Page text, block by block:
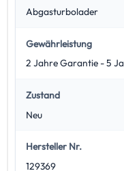
Abgasturbolader
Gewährleistung
2 Jahre Garantie - 5
Zustand
Neu
Hersteller Nr.
129369